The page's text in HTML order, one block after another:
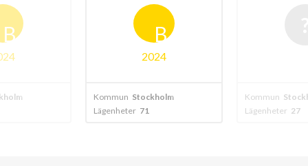
B B
2024
Kommun Stockholm
Lägenheter 71
Kommun
Lägenheter 27